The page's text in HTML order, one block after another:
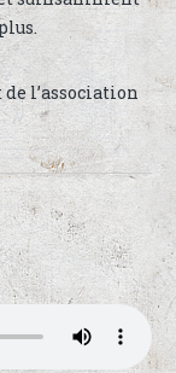
l’association